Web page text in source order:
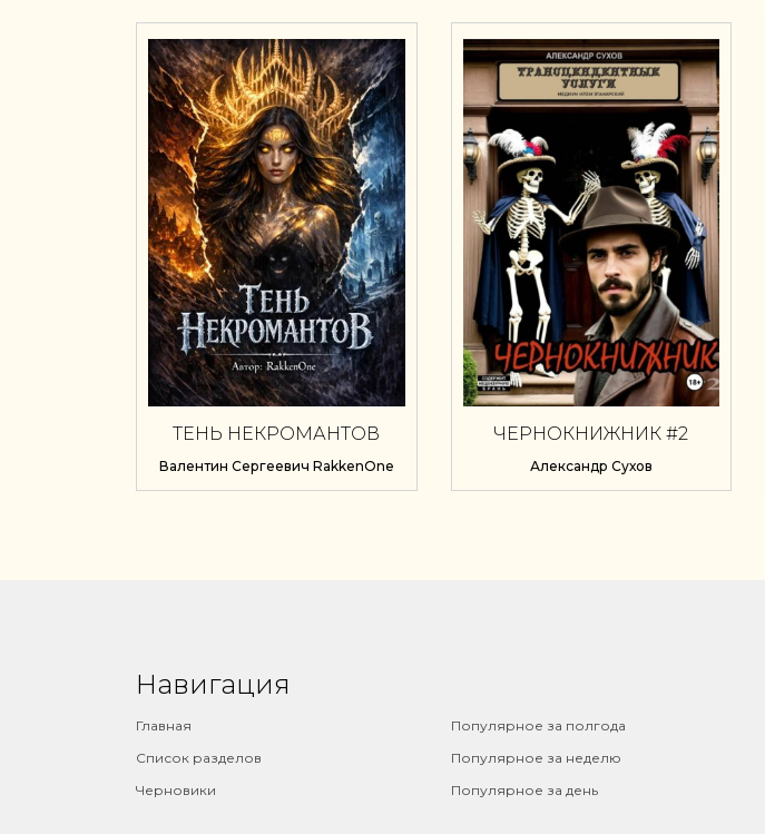
ТЕНЬ НЕКРОМАНТОВ
Валентин Сергеевич RakkenOne
ЧЕРНОКНИЖНИК #2
Александр Сухов
Навигация
Главная
Список разделов
Черновики
Популярное за полгода
Популярное за неделю
Популярное за день